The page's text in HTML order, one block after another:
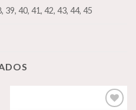
39, 40, 41, 42, 43, 44, 45